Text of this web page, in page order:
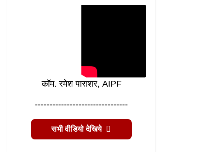
कॉम. रमेश पाराशर, AIPF
--------------------------------
सभी वीडियो देखिये